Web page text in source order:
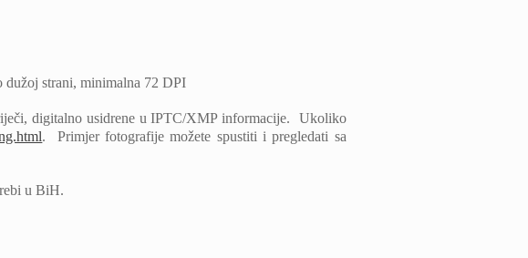
dužoj strani, minimalna 72 DPI
digitalno usidrene u IPTC/XMP informacije. Ukoliko
. Primjer fotografije možete spustiti i pregledati sa
u BiH.